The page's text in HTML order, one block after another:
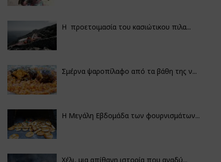
Η προετοιμασία του κασιώτικου πιλα...
Σμέρνα ψαροπίλαφο από τα βάθη της ν...
Η Μεγάλη Εβδομάδα των φουρνισμάτων...
Χέλι, μια απίθανη ιστορία που αναδύ...